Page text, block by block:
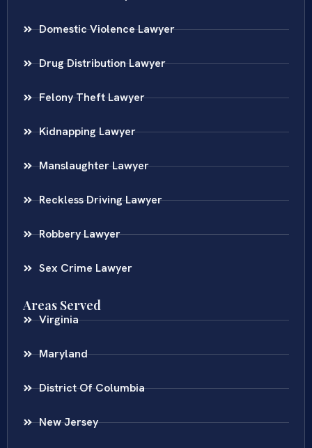
Domestic Violence Lawyer
Drug Distribution Lawyer
Felony Theft Lawyer
Kidnapping Lawyer
Manslaughter Lawyer
Reckless Driving Lawyer
Robbery Lawyer
Sex Crime Lawyer
Areas Served
Virginia
Maryland
District Of Columbia
New Jersey